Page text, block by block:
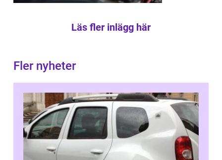
Läs fler inlägg här
Fler nyheter